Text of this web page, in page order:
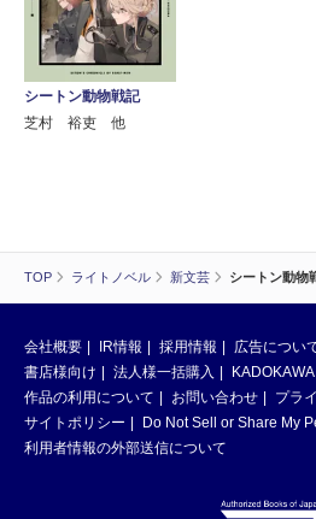
TOP ライトノベル 新文芸 シートン動物
シートン動物戦記
芝村 裕吏 他
会社概要 IR情報 採用情報 広告につい
書店様向け
法人様一括購入
作品の利用について
お問い合わせ
プラ
サイトポリシー
Do Not Sell or Share My
利用者情報の外部送信について